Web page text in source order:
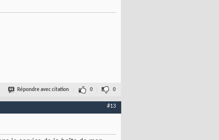
Répondre avec citation 0 0
#13